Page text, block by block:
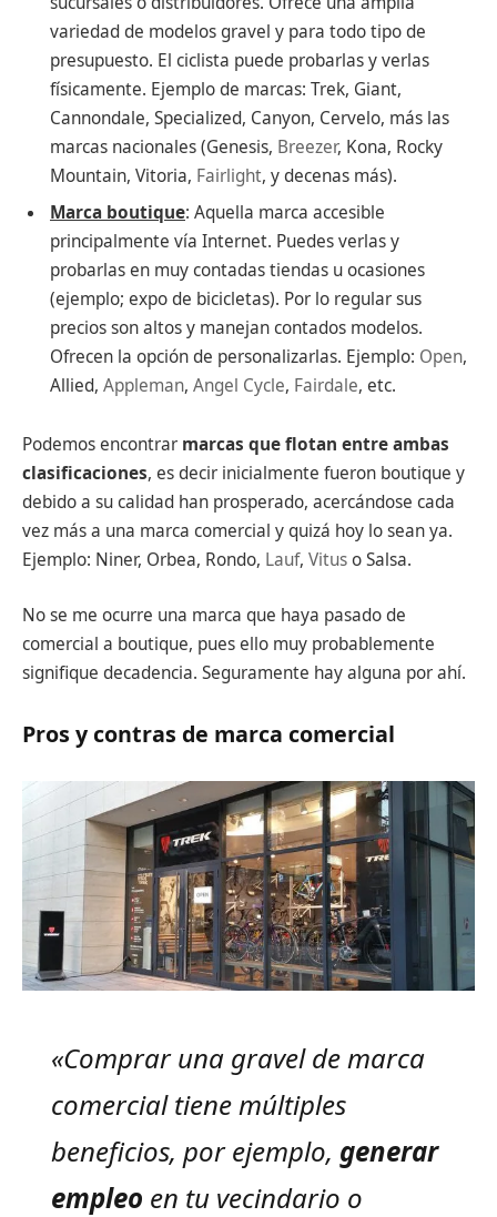
variedad de modelos gravel y para todo tipo de
presupuesto. El ciclista puede probarlas y verlas
físicamente. Ejemplo de marcas: Trek, Giant,
Cannondale, Specialized, Canyon, Cervelo, más las
marcas nacionales (Genesis, Breezer, Kona, Rocky
Mountain, Vitoria, Fairlight, y decenas más).
Marca boutique: Aquella marca accesible
principalmente vía Internet. Puedes verlas y
probarlas en muy contadas tiendas u ocasiones
(ejemplo; expo de bicicletas). Por lo regular sus
precios son altos y manejan contados modelos.
Ofrecen la opción de personalizarlas. Ejemplo: Open,
Allied, Appleman, Angel Cycle, Fairdale, etc.
Podemos encontrar marcas que flotan entre ambas
clasificaciones, es decir inicialmente fueron boutique y
debido a su calidad han prosperado, acercándose cada
vez más a una marca comercial y quizá hoy lo sean ya.
Ejemplo: Niner, Orbea, Rondo, Lauf, Vituso Salsa.
No se me ocurre una marca que haya pasado de
comercial a boutique, pues ello muy probablemente
signifique decadencia. Seguramente hay alguna por ahí.
Pros y contras de marca comercial
«Comprar una gravel de marca
comercial tiene múltiples
beneficios, por ejemplo, generar
empleo en tu vecindario o